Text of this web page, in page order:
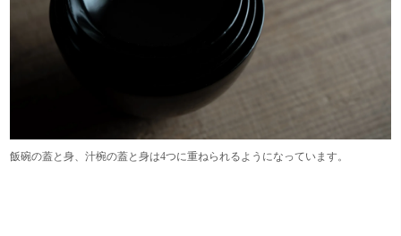
飯碗の蓋と身、汁椀の蓋と身は4つに重ねられるようになっています。